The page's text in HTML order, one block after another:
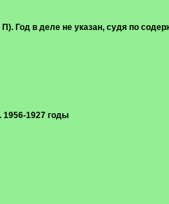
Год в деле не указан, судя по
1956-1927 годы